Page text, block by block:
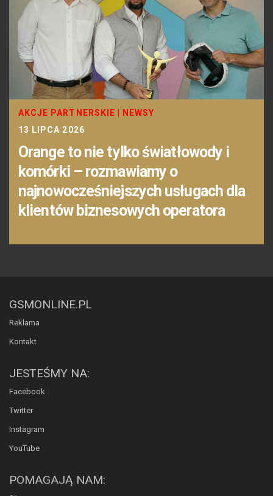
AKCJE PARTNERSKIE
NEWSY
13 LIPCA 2026
Orange to nie tylko światłowody i
komórki – rozmawiamy o
najnowocześniejszych usługach dla
klientów biznesowych operatora
GSMONLINE.PL
Reklama
Kontakt
JESTEŚMY NA:
Facebook
Twitter
Instagram
YouTube
POMAGAJĄ NAM: